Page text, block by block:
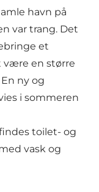
havn på
var trang. Det
et
være en større
ny og
i sommeren
toilet- og
vask og